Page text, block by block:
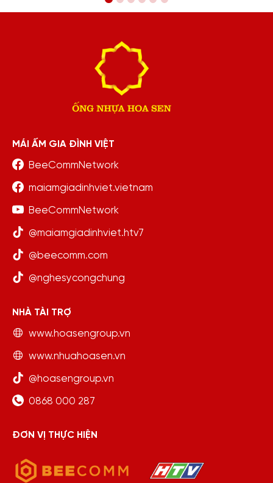
MÁI ẤM GIA ĐÌNH VIỆT
BeeCommNetwork
maiamgiadinhviet.vietnam
BeeCommNetwork
@maiamgiadinhviet.htv7
@beecomm.com
@nghesycongchung
NHÀ TÀI TRỢ
www.hoasengroup.vn
www.nhuahoasen.vn
@hoasengroup.vn
0868 000 287
ĐƠN VỊ THỰC HIỆN